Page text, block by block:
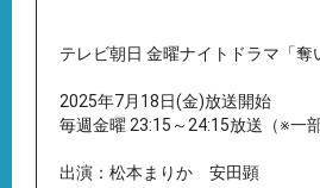
テレビ朝日 金曜ナイトドラマ「奪
2025年7月18日(金)放送開始
毎週金曜 23:15～24:15放送（※一
出演：松本まりか 安田顕